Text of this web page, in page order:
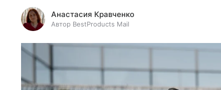
Анастасия Кравченко
Автор BestProducts Mail